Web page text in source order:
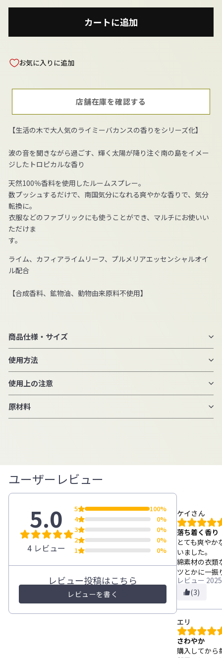
カートに追加
お気に入りに追加
店舗在庫を確認する
【⽣活の⽊で⼤⼈気のライミーバカンスの⾹りをシリーズ化】
波の⾳を聞きながら過ごす、輝く太陽が降り注ぐ南の島をイメー
ジしたトロピカルな⾹り
天然100％⾹料を使⽤したルームスプレー。
数プッシュするだけで、南国気分になれる爽やかな⾹りで、気分
転換に。
⾐服などのファブリックにも使うことができ、マルチにお使いい
ただけま
す。
ライム、カフィアライムリーフ、プルメリアエッセンシャルオイ
ル配合
【合成香料、鉱物油、動物由来原料不使用】
商品仕様・サイズ
使用方法
使用上の注意
原材料
ユーザーレビュー
5.0
4 レビュー
5
100%
4
0%
3
0%
2
0%
1
0%
レビュー投稿はこちら
レビューを書く
ケイさん
落ち着く香り
とても爽やか
いました。
綿素材の衣類
ツとかに一振
レビュー
(3)
エリ
さわやか
購入してから